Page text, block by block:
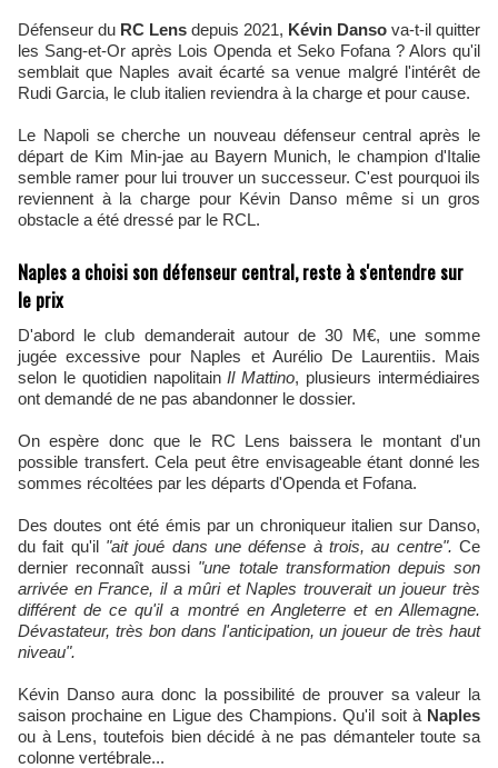
Défenseur du RC Lens depuis 2021, Kévin Danso va-t-il quitter
les Sang-et-Or après Lois Openda et Seko Fofana ? Alors qu'il
semblait que Naples avait écarté sa venue malgré l'intérêt de
Rudi Garcia, le club italien reviendra à la charge et pour cause.
Le Napoli se cherche un nouveau défenseur central après le
départ de Kim Min-jae au Bayern Munich, le champion d'Italie
semble ramer pour lui trouver un successeur. C'est pourquoi ils
reviennent à la charge pour Kévin Danso même si un gros
obstacle a été dressé par le RCL.
Naples a choisi son défenseur central, reste à s'entendre sur
le prix
D'abord le club demanderait autour de 30 M€, une somme
jugée excessive pour Naples et Aurélio De Laurentiis. Mais
selon le quotidien napolitainIl Mattino, plusieurs intermédiaires
ont demandé de ne pas abandonner le dossier.
On espère donc que le RC Lens baissera le montant d'un
possible transfert. Cela peut être envisageable étant donné les
sommes récoltées par les départs d'Openda et Fofana.
Des doutes ont été émis par un chroniqueur italien sur Danso,
du fait qu'il"ait joué dans une défense à trois, au centre".Ce
dernier reconnaît aussi "une totale transformation depuis son
arrivée en France, il a mûri et Naples trouverait un joueur très
différent de ce qu'il a montré en Angleterre et en Allemagne.
Dévastateur, très bon dans l'anticipation, un joueur de très haut
niveau".
Kévin Danso aura donc la possibilité de prouver sa valeur la
saison prochaine en Ligue des Champions. Qu'il soit à Naples
ou à Lens, toutefois bien décidé à ne pas démanteler toute sa
colonne vertébrale...